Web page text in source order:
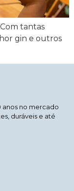
tantas
gin e outros
anos no mercado
duráveis e até